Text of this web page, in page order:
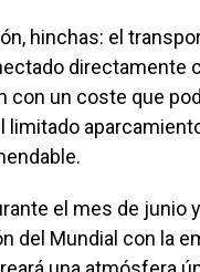
hinchas: el
directamente
con un coste que
limitado
el mes de junio
del Mundial con la